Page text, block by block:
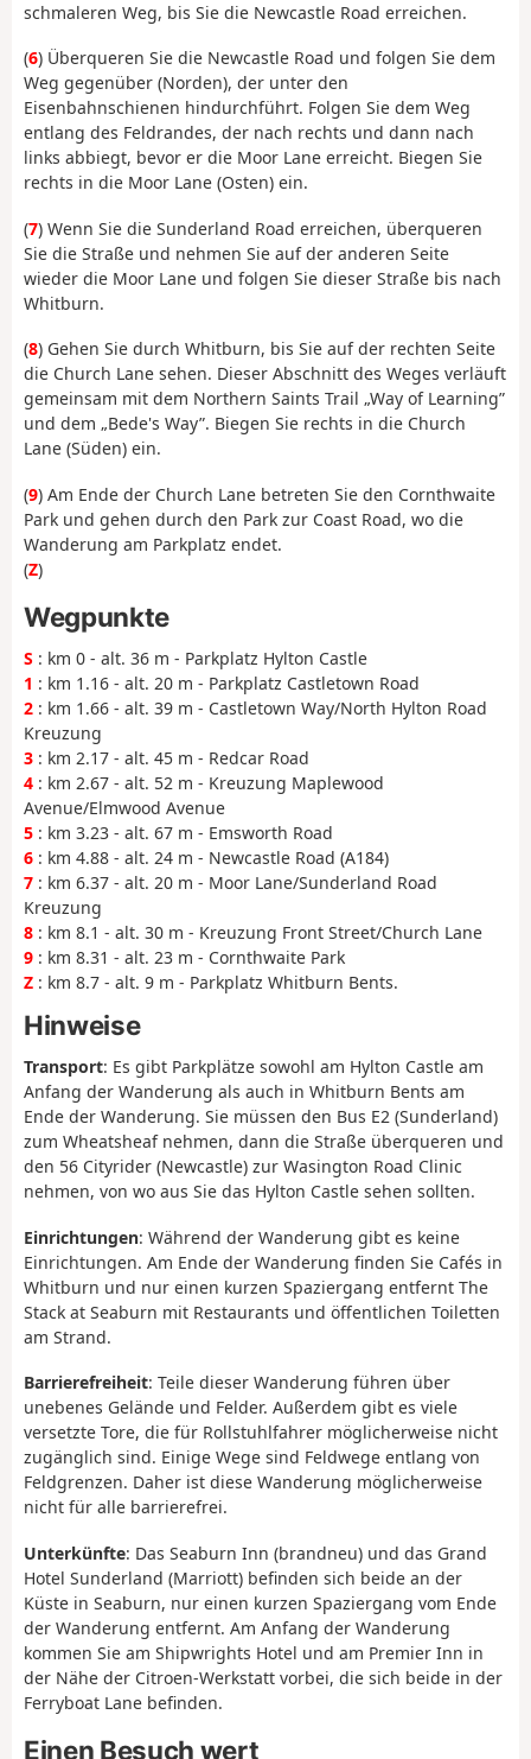
schmaleren Weg, bis Sie die Newcastle Road erreichen.
(6) Überqueren Sie die Newcastle Road und folgen Sie dem
Weg gegenüber (Norden), der unter den
Eisenbahnschienen hindurchführt. Folgen Sie dem Weg
entlang des Feldrandes, der nach rechts und dann nach
links abbiegt, bevor er die Moor Lane erreicht. Biegen Sie
rechts in die Moor Lane (Osten) ein.
(7) Wenn Sie die Sunderland Road erreichen, überqueren
Sie die Straße und nehmen Sie auf der anderen Seite
wieder die Moor Lane und folgen Sie dieser Straße bis nach
Whitburn.
(8) Gehen Sie durch Whitburn, bis Sie auf der rechten Seite
die Church Lane sehen. Dieser Abschnitt des Weges verläuft
gemeinsam mit dem Northern Saints Trail „Way of Learning”
und dem „Bede's Way”. Biegen Sie rechts in die Church
Lane (Süden) ein.
(9) Am Ende der Church Lane betreten Sie den Cornthwaite
Park und gehen durch den Park zur Coast Road, wo die
Wanderung am Parkplatz endet.
(Z)
Wegpunkte
S : km 0 - alt. 36 m - Parkplatz Hylton Castle
1 : km 1.16 - alt. 20 m - Parkplatz Castletown Road
2 : km 1.66 - alt. 39 m - Castletown Way/North Hylton Road
Kreuzung
3 : km 2.17 - alt. 45 m - Redcar Road
4 : km 2.67 - alt. 52 m - Kreuzung Maplewood
Avenue/Elmwood Avenue
5 : km 3.23 - alt. 67 m - Emsworth Road
6 : km 4.88 - alt. 24 m - Newcastle Road (A184)
7 : km 6.37 - alt. 20 m - Moor Lane/Sunderland Road
Kreuzung
8 : km 8.1 - alt. 30 m - Kreuzung Front Street/Church Lane
9 : km 8.31 - alt. 23 m - Cornthwaite Park
Z : km 8.7 - alt. 9 m - Parkplatz Whitburn Bents.
Hinweise
Transport: Es gibt Parkplätze sowohl am Hylton Castle am
Anfang der Wanderung als auch in Whitburn Bents am
Ende der Wanderung. Sie müssen den Bus E2 (Sunderland)
zum Wheatsheaf nehmen, dann die Straße überqueren und
den 56 Cityrider (Newcastle) zur Wasington Road Clinic
nehmen, von wo aus Sie das Hylton Castle sehen sollten.
Einrichtungen: Während der Wanderung gibt es keine
Einrichtungen. Am Ende der Wanderung finden Sie Cafés in
Whitburn und nur einen kurzen Spaziergang entfernt The
Stack at Seaburn mit Restaurants und öffentlichen Toiletten
am Strand.
Barrierefreiheit: Teile dieser Wanderung führen über
unebenes Gelände und Felder. Außerdem gibt es viele
versetzte Tore, die für Rollstuhlfahrer möglicherweise nicht
zugänglich sind. Einige Wege sind Feldwege entlang von
Feldgrenzen. Daher ist diese Wanderung möglicherweise
nicht für alle barrierefrei.
Unterkünfte: Das Seaburn Inn (brandneu) und das Grand
Hotel Sunderland (Marriott) befinden sich beide an der
Küste in Seaburn, nur einen kurzen Spaziergang vom Ende
der Wanderung entfernt. Am Anfang der Wanderung
kommen Sie am Shipwrights Hotel und am Premier Inn in
der Nähe der Citroen-Werkstatt vorbei, die sich beide in der
Ferryboat Lane befinden.
Einen Besuch wert